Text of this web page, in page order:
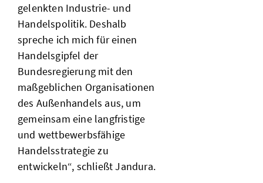
gelenkten Industrie- und
Handelspolitik. Deshalb
spreche ich mich für einen
Handelsgipfel der
Bundesregierung mit den
maßgeblichen Organisationen
des Außenhandels aus, um
gemeinsam eine langfristige
und wettbewerbsfähige
Handelsstrategie zu
entwickeln“, schließt Jandura.